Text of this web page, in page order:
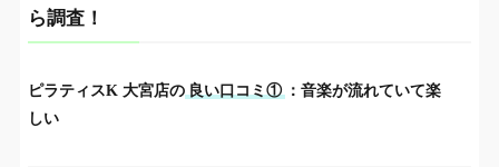
ら調査！
ピラティスK 大宮店の 良い口コミ① ：音楽が流れていて楽
しい